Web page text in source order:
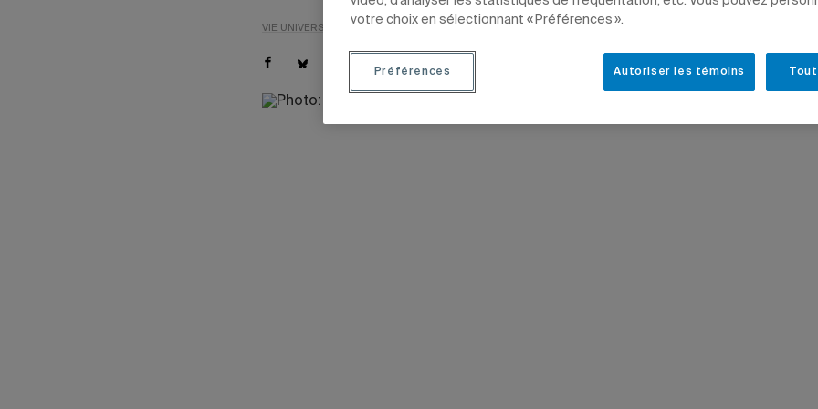
VIE UNIVERSITAIRE
votre choix en sélectionnant « Préférences ».
Autoriser les témoins
Préférences